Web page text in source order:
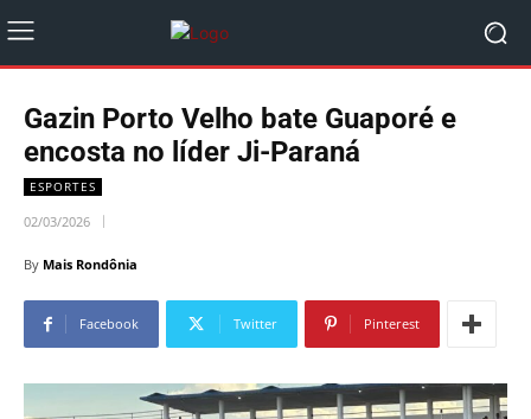
Gazin Porto Velho bate Guaporé e
encosta no líder Ji-Paraná
ESPORTES
02/03/2026
By Mais Rondônia
Facebook Twitter Pinterest